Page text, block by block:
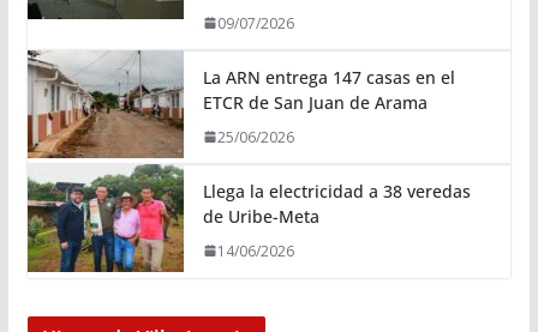
09/07/2026
La ARN entrega 147 casas en el
ETCR de San Juan de Arama
25/06/2026
Llega la electricidad a 38 veredas
de Uribe-Meta
14/06/2026